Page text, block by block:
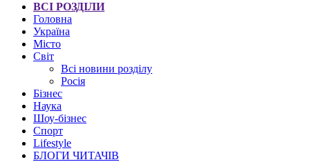
ВСІ РОЗДІЛИ
Головна
Україна
Місто
Світ
Всі новини розділу
Росія
Бізнес
Наука
Шоу-бізнес
Спорт
Lifestyle
БЛОГИ ЧИТАЧІВ